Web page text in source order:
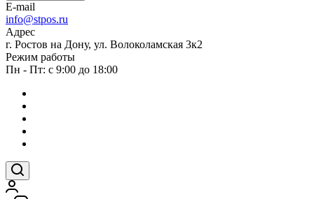
E-mail
info@stpos.ru
Адрес
г. Ростов на Дону, ул. Волоколамская 3к2
Режим работы
Пн - Пт: с 9:00 до 18:00